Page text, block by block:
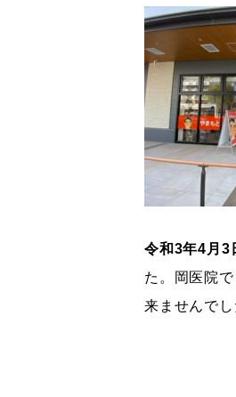
令和3年4月3
た。岡医院
来ませんで